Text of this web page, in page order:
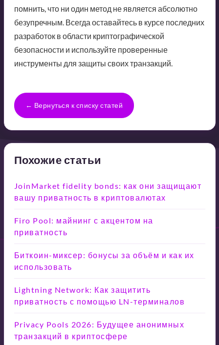
помнить, что ни один метод не является абсолютно
безупречным. Всегда оставайтесь в курсе последних
разработок в области криптографической
безопасности и используйте проверенные
инструменты для защиты своих транзакций.
← Вернуться к списку статей
Похожие статьи
JoinMarket fidelity bonds: как они защищают
вашу приватность в криптовалютах
Firo Pool: майнинг с акцентом на
приватность
Биткоин-миксер: бонусы за объём и как их
использовать
Lightning Network: Как защитить
приватность с помощью LN-терминалов
Privacy Pools 2026: Будущее анонимных
транзакций в криптосфере